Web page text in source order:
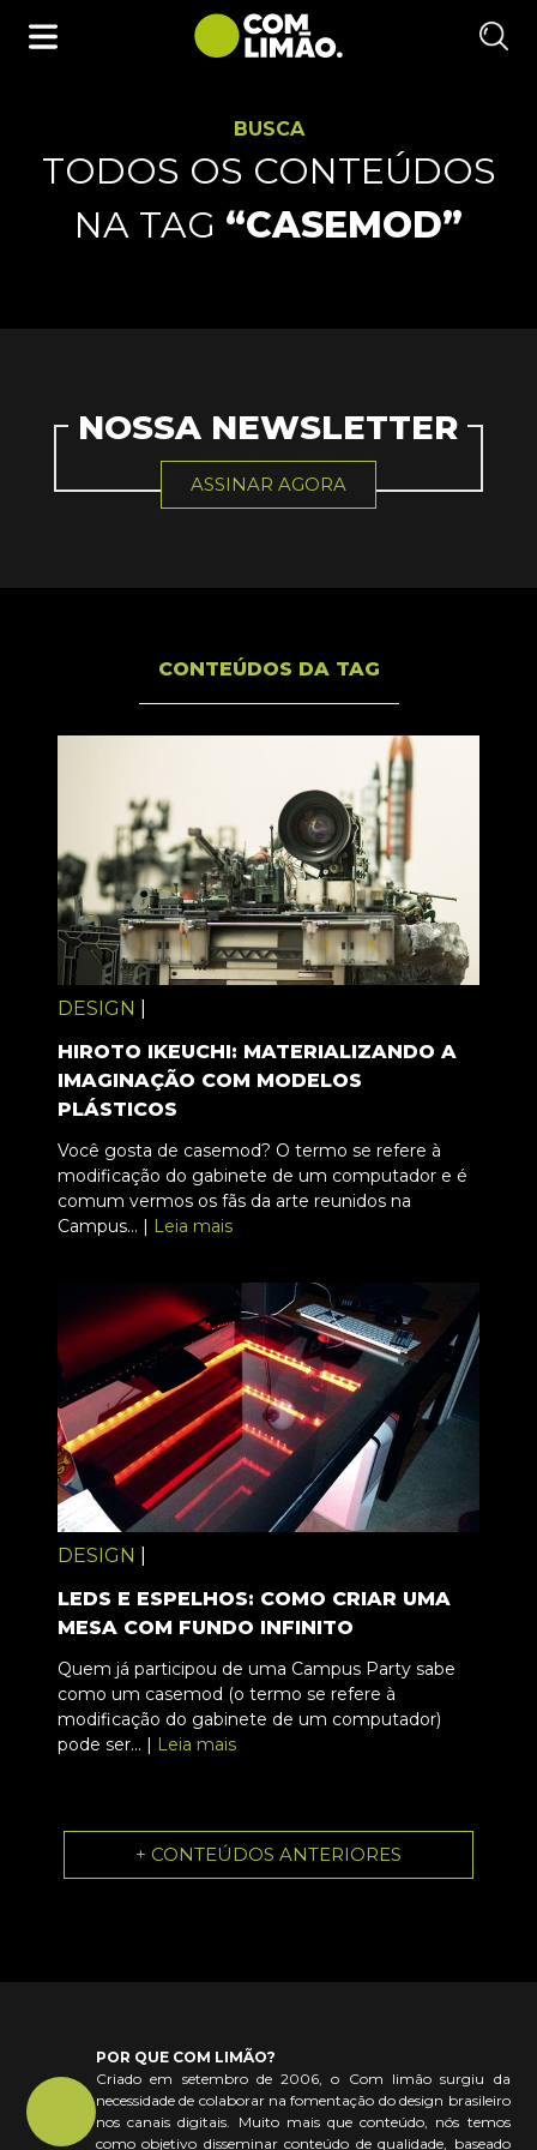
BUSCA
TODOS OS CONTEÚDOS
NA TAG “CASEMOD”
NOSSA NEWSLETTER
ASSINAR AGORA
CONTEÚDOS DA TAG
DESIGN
HIROTO IKEUCHI: MATERIALIZANDO A
IMAGINAÇÃO COM MODELOS
PLÁSTICOS
Você gosta de casemod? O termo se refere à
modificação do gabinete de um computador e é
comum vermos os fãs da arte reunidos na
Campus... | Leia mais
DESIGN
LEDS E ESPELHOS: COMO CRIAR UMA
MESA COM FUNDO INFINITO
Quem já participou de uma Campus Party sabe
como um casemod (o termo se refere à
modificação do gabinete de um computador)
pode ser... | Leia mais
+ CONTEÚDOS ANTERIORES
POR QUE COM LIMÃO?
Criado em setembro de 2006, o Com limão surgiu da
necessidade de colaborar na fomentação do design brasileiro
nos canais digitais. Muito mais que conteúdo, nós temos
como objetivo disseminar conteúdo de qualidade, baseado